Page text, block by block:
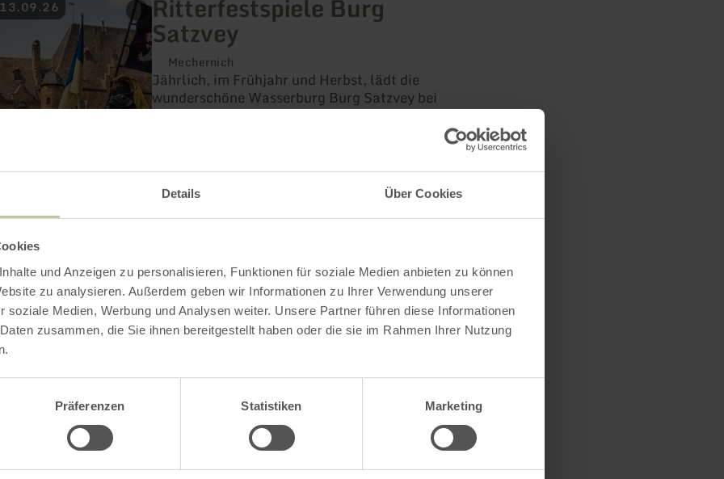
Details Über Cookies
und Anzeigen zu personalisieren, Funktionen für soziale Medien anbieten zu können
zu analysieren. Außerdem geben wir Informationen zu Ihrer Verwendung unserer
soziale Medien, Werbung und Analysen weiter. Unsere Partner führen diese Informationen
zusammen, die Sie ihnen bereitgestellt haben oder die sie im Rahmen Ihrer Nutzung
Präferenzen Statistiken Marketing
Ritterfestspiele Burg
Satzvey
Mechernich
Jährlich, im Frühjahr und Herbst, lädt die
wunderschöne Wasserburg Burg Satzvey bei
Mechernich zu ihren legendären
Ritterfestspiele Burg
Satzvey
Jährlich, im Frühjahr und Herbst, lädt die
Mechernich zu ihren legendären
Ritterfestspielen ein.